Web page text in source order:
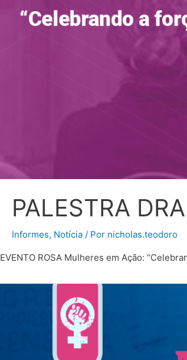
PALESTRA
Informes, Notícia / Por nicholas.teodoro
EVENTO ROSA Mulheres em Ação: